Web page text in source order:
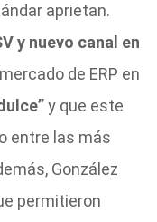
aprietan.
y nuevo canal en
de ERP en
y que este
entre las más
González
permitieron